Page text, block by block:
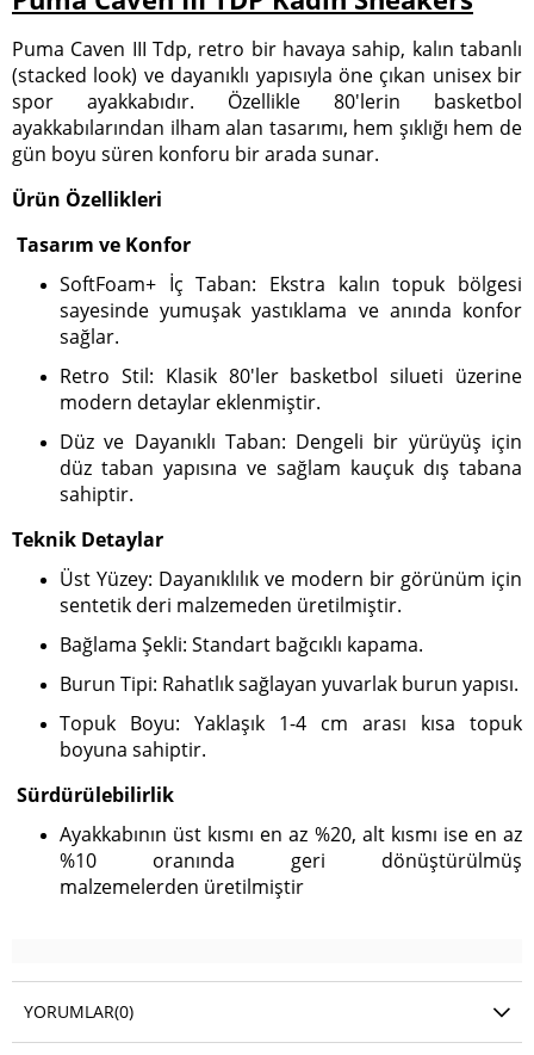
Puma Caven III Tdp, retro bir havaya sahip, kalın tabanlı
(stacked look) ve dayanıklı yapısıyla öne çıkan unisex bir
spor ayakkabıdır. Özellikle 80'lerin basketbol
ayakkabılarından ilham alan tasarımı, hem şıklığı hem de
gün boyu süren konforu bir arada sunar.
Ürün Özellikleri
Tasarım ve Konfor
SoftFoam+ İç Taban: Ekstra kalın topuk bölgesi
sayesinde yumuşak yastıklama ve anında konfor
sağlar.
Retro Stil: Klasik 80'ler basketbol silueti üzerine
modern detaylar eklenmiştir.
Düz ve Dayanıklı Taban: Dengeli bir yürüyüş için
düz taban yapısına ve sağlam kauçuk dış tabana
sahiptir.
Teknik Detaylar
Üst Yüzey: Dayanıklılık ve modern bir görünüm için
sentetik deri malzemeden üretilmiştir.
Bağlama Şekli: Standart bağcıklı kapama.
Burun Tipi: Rahatlık sağlayan yuvarlak burun yapısı.
Topuk Boyu: Yaklaşık 1-4 cm arası kısa topuk
boyuna sahiptir.
Sürdürülebilirlik
Ayakkabının üst kısmı en az %20, alt kısmı ise en az
%10 oranında geri dönüştürülmüş
malzemelerden üretilmiştir
YORUMLAR(0)